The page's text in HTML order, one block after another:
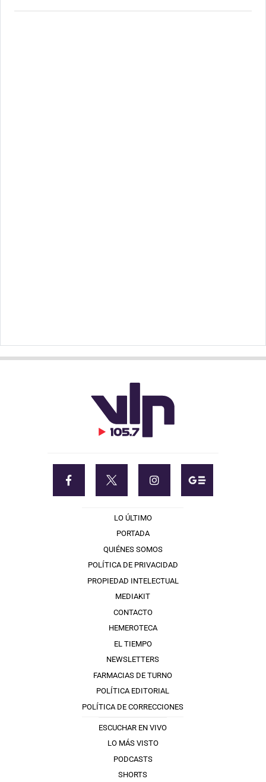
LO ÚLTIMO
PORTADA
QUIÉNES SOMOS
POLÍTICA DE PRIVACIDAD
PROPIEDAD INTELECTUAL
MEDIAKIT
CONTACTO
HEMEROTECA
EL TIEMPO
NEWSLETTERS
FARMACIAS DE TURNO
POLÍTICA EDITORIAL
POLÍTICA DE CORRECCIONES
ESCUCHAR EN VIVO
LO MÁS VISTO
PODCASTS
SHORTS